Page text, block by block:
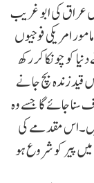
میں عراق کی ابو غریب
امریکی فوجیوں
کو چونکا کر رکھ
قید زندہ بچ جانے
سنا جائے گا جسے وہ
ہیں۔اس مقدمے کی
پیر کو شروع ہو